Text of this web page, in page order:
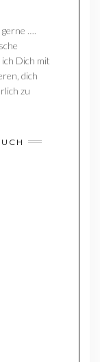
….
Dich mit
dich
zu